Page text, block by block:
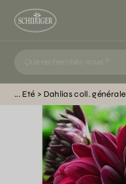
Eté Dahlias coll. générale